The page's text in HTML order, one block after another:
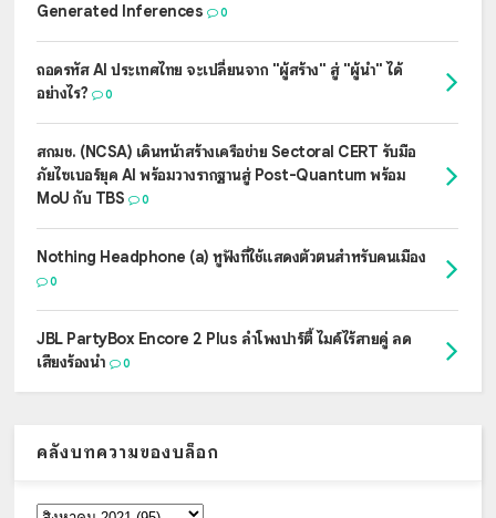
Generated Inferences
0
ถอดรหัส AI ประเทศไทย จะเปลี่ยนจาก "ผู้สร้าง" สู่ "ผู้นำ" ได้
อย่างไร?
0
สกมช. (NCSA) เดินหน้าสร้างเครือข่าย Sectoral CERT รับมือ
ภัยไซเบอร์ยุค AI พร้อมวางรากฐานสู่ Post-Quantum พร้อม
MoU กับ TBS
0
Nothing Headphone (a) หูฟังที่ใช้แสดงตัวตนสำหรับคนเมือง
0
JBL PartyBox Encore 2 Plus ลำโพงปาร์ตี้ ไมค์ไร้สายคู่ ลด
เสียงร้องนำ
0
คลังบทความของบล็อก